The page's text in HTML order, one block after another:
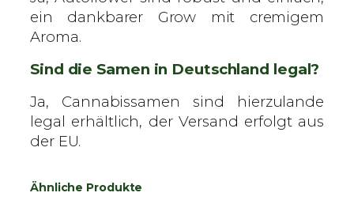
ein dankbarer Grow mit cremigem
Aroma.
Sind die Samen in Deutschland legal?
Ja, Cannabissamen sind hierzulande
legal erhältlich, der Versand erfolgt aus
der EU.
Ähnliche Produkte